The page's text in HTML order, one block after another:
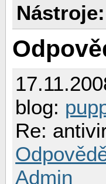
Nástroje:
blog:
Re:
Admin